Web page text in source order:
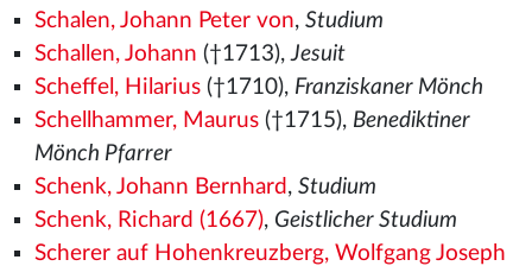
Schalen, Johann Peter von, Studium
Schallen, Johann (†1713),Jesuit
Scheffel, Hilarius(†1710), Franziskaner Mönch
Schellhammer, Maurus(†1715), Benediktiner
Mönch Pfarrer
Schenk, Johann Bernhard , Studium
Schenk, Richard (1667), Geistlicher Studium
Scherer auf Hohenkreuzberg, Wolfgang Joseph